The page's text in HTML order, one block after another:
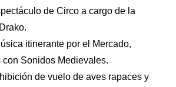
de Circo a cargo de la
itinerante por el Mercado,
con Sonidos Medievales.
de vuelo de aves rapaces y